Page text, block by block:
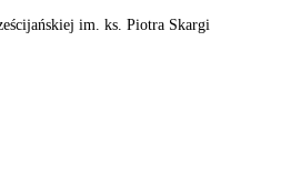
im. ks. Piotra Skargi